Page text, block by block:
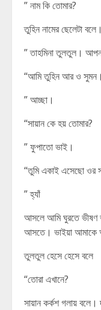
” নাম কি তোমার?
তুহিন নামের ছেলেটা বলে।
” তাহমিনা তুলতুল।
“আমি তুহিন আর ও সুমন।
” আচ্ছা।
“সায়ান কে হয় তোমার?
” ফুপাতো ভাই।
“তুমি একাই এসেছো ওর
” হ্যাঁ
আসলে আমি ঘুরতে ভীষণ
আসতে। ভাইয়া আমাকে
তুলতুল হেসে হেসে বলে
“তোরা এখানে?
সায়ান কর্কশ গলায়